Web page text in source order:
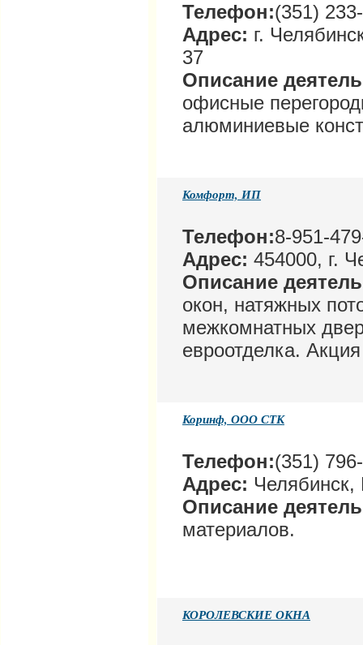
Телефон:(351)
Адрес: г.
37
Описание
офисные
алюминиевые
Комфорт, ИП
Телефон:8-951-
Адрес: 454000, г.
Описание
окон, натяжных
межкомнатных
евроотделка.
Коринф, ООО СТК
Телефон:(351)
Адрес: Челябинск,
Описание
материалов.
КОРОЛЕВСКИЕ ОКНА